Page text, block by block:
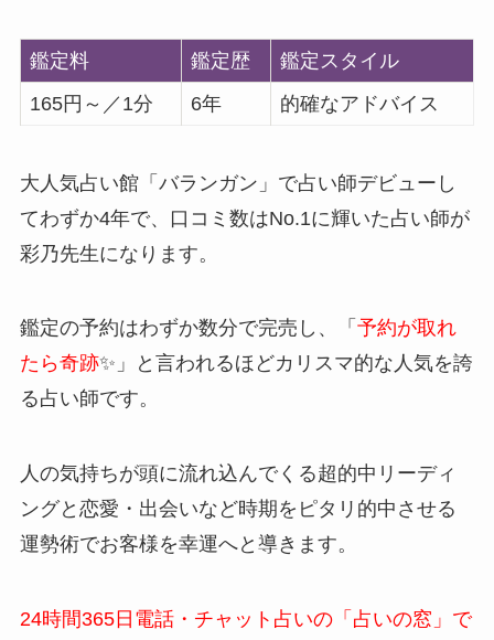
鑑定料 鑑定歴
鑑定スタイル
165円～／1分
6年 的確なアドバイス
大人気占い館「バランガン」で占い師デビューし
てわずか4年で、口コミ数はNo.1に輝いた占い師が
彩乃先生になります。
鑑定の予約はわずか数分で完売し、「 予約が取れ
たら奇跡✨」と言われるほどカリスマ的な人気を誇
る占い師です。
人の気持ちが頭に流れ込んでくる超的中リーディ
ングと恋愛・出会いなど時期をピタリ的中させる
運勢術でお客様を幸運へと導きます。
24時間365日電話・チャット占いの「占いの窓」で